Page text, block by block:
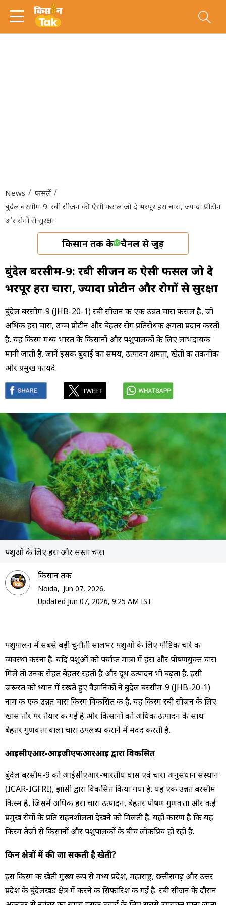
News
फसलें
बुंदेल बरसीम-9: रबी सीजन की ऐसी फसल जो दे भरपूर हरा चारा, ज्यादा प्रोटीन
और रोगों से सुरक्षा
किसान तक के चैनल से जुड़ें
बुंदेल बरसीम-9: रबी सीजन की ऐसी फसल जो दे
भरपूर हरा चारा, ज्यादा प्रोटीन और रोगों से सुरक्षा
बुंदेल बरसीम-9 (JHB-20-1) रबी सीजन की एक उन्नत चारा फसल है, जो
अधिक हरा चारा, उच्च प्रोटीन और बेहतर रोग प्रतिरोधक क्षमता प्रदान करती
है. यह किस्म मध्य भारत के किसानों और पशुपालकों के लिए लाभदायक
मानी जाती है. जानें इसकी बुवाई का समय, उत्पादन क्षमता, खेती की तकनीक
और प्रमुख फायदे.
पशुओं के लिए हरा और सस्ता चारा
क‍िसान तक
Noida, Jun 07, 2026,
Updated Jun 07, 2026, 9:25 AM IST
पशुपालन में सबसे बड़ी चुनौती सालभर पशुओं के लिए पौष्टिक चारे की
व्यवस्था करना है. यदि पशुओं को पर्याप्त मात्रा में हरा और पोषणयुक्त चारा
मिले तो उनकी सेहत बेहतर रहती है और दूध उत्पादन भी बढ़ता है. इसी
जरूरत को ध्यान में रखते हुए वैज्ञानिकों ने बुंदेल बरसीम-9 (JHB-20-1)
नाम की एक उन्नत चारा किस्म विकसित की है. यह किस्म रबी सीजन के लिए
खास तौर पर तैयार की गई है और किसानों को अधिक उत्पादन के साथ
बेहतर गुणवत्ता वाला चारा उपलब्ध कराने में मदद करती है.
आईसीएआर-आईजीएफआरआई द्वारा विकसित
बुंदेल बरसीम-9 को आईसीएआर-भारतीय घास एवं चारा अनुसंधान संस्थान
(ICAR-IGFRI), झांसी द्वारा विकसित किया गया है. यह एक उन्नत बरसीम
किस्म है, जिसमें अधिक हरा चारा उत्पादन, बेहतर पोषण गुणवत्ता और कई
प्रमुख रोगों के प्रति सहनशीलता देखने को मिलती है. यही कारण है कि यह
किस्म तेजी से किसानों और पशुपालकों के बीच लोकप्रिय हो रही है.
किन क्षेत्रों में की जा सकती है खेती?
इस किस्म की खेती मुख्य रूप से मध्य प्रदेश, महाराष्ट्र, छत्तीसगढ़ और उत्तर
प्रदेश के बुंदेलखंड क्षेत्र में करने की सिफारिश की गई है. रबी सीजन के दौरान